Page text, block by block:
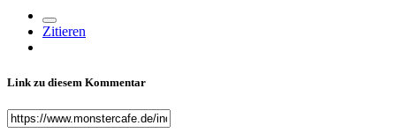
Zitieren
Link zu diesem Kommentar